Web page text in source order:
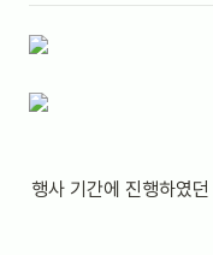
행사 기간에 진행하였